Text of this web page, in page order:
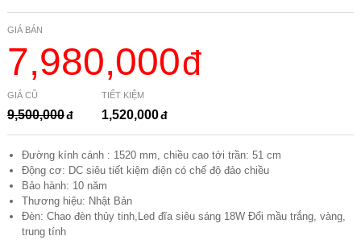
GIÁ BÁN
7,980,000
GIÁ CŨ
9,500,000
TIẾT KIỆM
1,520,000
Đường kính cánh : 1520 mm, chiều cao tới trần: 51 cm
Động cơ: DC siêu tiết kiệm điện có chế độ đảo chiều
Bảo hành: 10 năm
Thương hiệu: Nhật Bản
Đèn: Chao đèn thủy tinh,Led đĩa siêu sáng 18W Đổi mầu trắng, vàng,
trung tính